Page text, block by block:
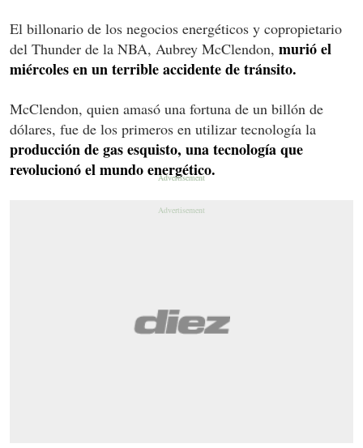
El billonario de los negocios energéticos y copropietario
del Thunder de la NBA, Aubrey McClendon, murió el
miércoles en un terrible accidente de tránsito.
McClendon, quien amasó una fortuna de un billón de
dólares, fue de los primeros en utilizar tecnología la
producción de gas esquisto, una tecnología que
revolucionó el mundo energético.